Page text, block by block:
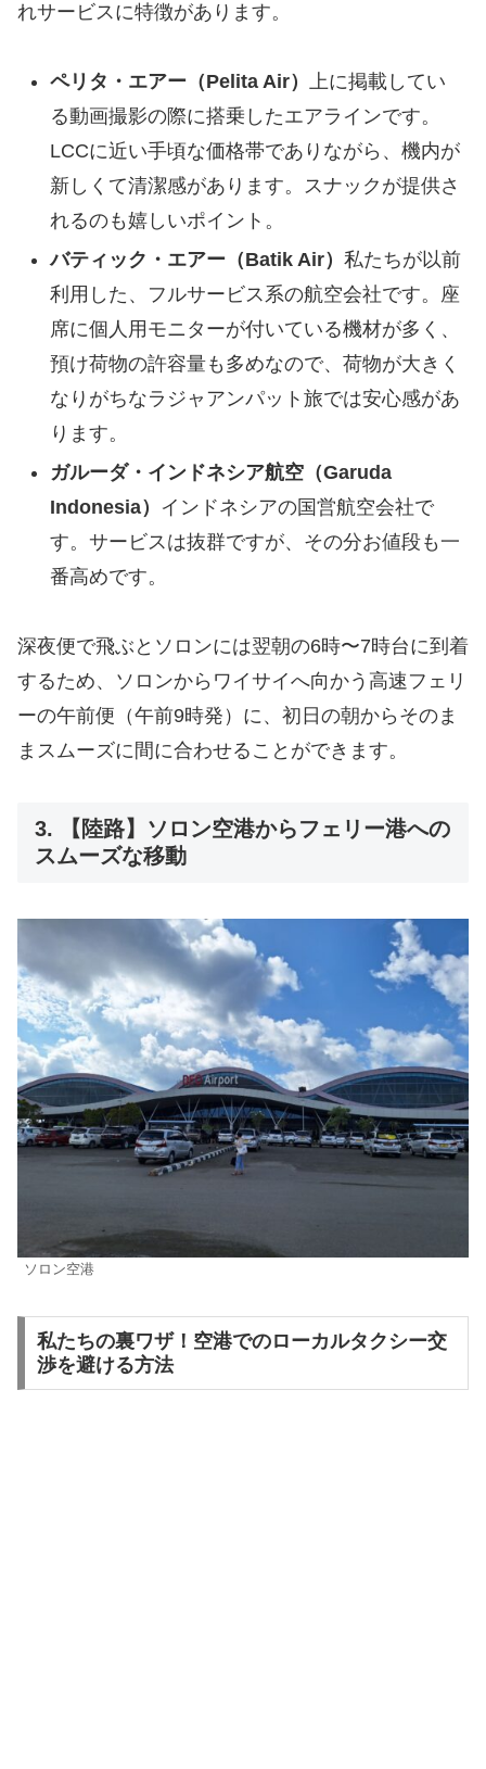
れサービスに特徴があります。
ペリタ・エアー（Pelita Air） 上に掲載してい
る動画撮影の際に搭乗したエアラインです。
LCCに近い手頃な価格帯でありながら、機内が
新しくて清潔感があります。スナックが提供さ
れるのも嬉しいポイント。
バティック・エアー（Batik Air） 私たちが以前
利用した、フルサービス系の航空会社です。座
席に個人用モニターが付いている機材が多く、
預け荷物の許容量も多めなので、荷物が大きく
なりがちなラジャアンパット旅では安心感があ
ります。
ガルーダ・インドネシア航空（Garuda
Indonesia）
インドネシアの国営航空会社で
す。サービスは抜群ですが、その分お値段も一
番高めです。
深夜便で飛ぶとソロンには翌朝の6時〜7時台に到着
するため、ソロンからワイサイへ向かう高速フェリ
ーの午前便（午前9時発）に、初日の朝からそのま
まスムーズに間に合わせることができます。
3. 【陸路】ソロン空港からフェリー港への
スムーズな移動
ソロン空港
私たちの裏ワザ！空港でのローカルタクシー交
渉を避ける方法